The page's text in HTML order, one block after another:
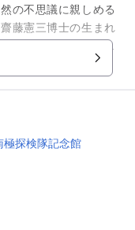
の不思議に親しめる
藤憲三博士の生まれ
で開設されました。